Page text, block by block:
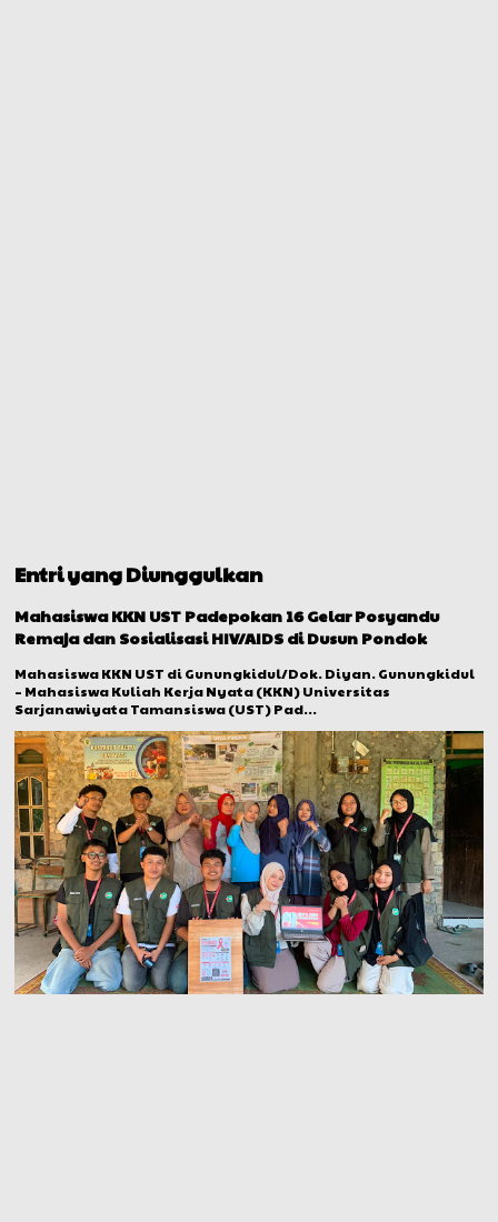
Entri yang Diunggulkan
Mahasiswa KKN UST Padepokan 16 Gelar Posyandu
Remaja dan Sosialisasi HIV/AIDS di Dusun Pondok
Mahasiswa KKN UST di Gunungkidul/Dok. Diyan. Gunungkidul
– Mahasiswa Kuliah Kerja Nyata (KKN) Universitas
Sarjanawiyata Tamansiswa (UST) Pad...